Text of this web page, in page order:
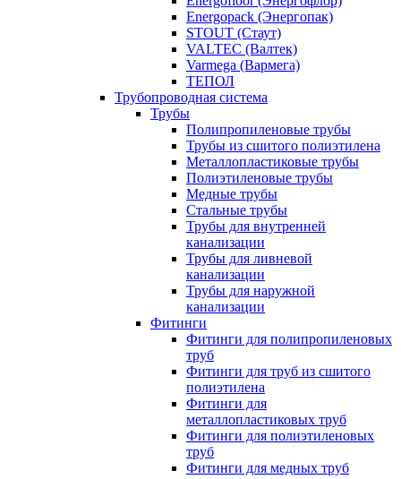
Energopack (Энергопак)
STOUT (Стаут)
VALTEC (Валтек)
Varmega (Вармега)
ТЕПОЛ
Трубопроводная система
Трубы
Полипропиленовые трубы
Трубы из сшитого полиэтилена
Металлопластиковые трубы
Полиэтиленовые трубы
Медные трубы
Стальные трубы
Трубы для внутренней
канализации
Трубы для ливневой
канализации
Трубы для наружной
канализации
Фитинги
Фитинги для полипропиленовых
труб
Фитинги для труб из сшитого
полиэтилена
Фитинги для
металлопластиковых труб
Фитинги для полиэтиленовых
труб
Фитинги для медных труб